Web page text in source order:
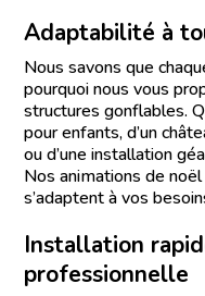
Adaptabilité à
Nous savons que
pourquoi nous vous
structures gonflables.
pour enfants, d’un
ou d’une installation
Nos animations de
s’adaptent à vos
Installation
professionnelle